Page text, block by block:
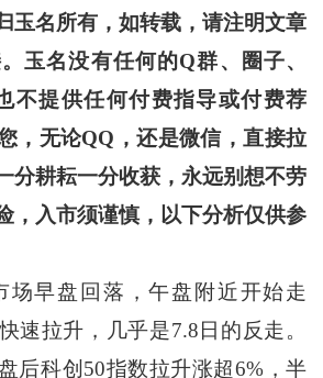
玉名所有，如转载，请注明文章
玉名没有任何的Q群、圈子、
不提供任何付费指导或付费荐
，无论QQ，还是微信，直接拉
分耕耘一分收获，永远别想不劳
，入市须谨慎，以下分析仅供参
回落，午盘附近开始走
速拉升，几乎是7.8日的反走。
后科创50指数拉升涨超6%，半